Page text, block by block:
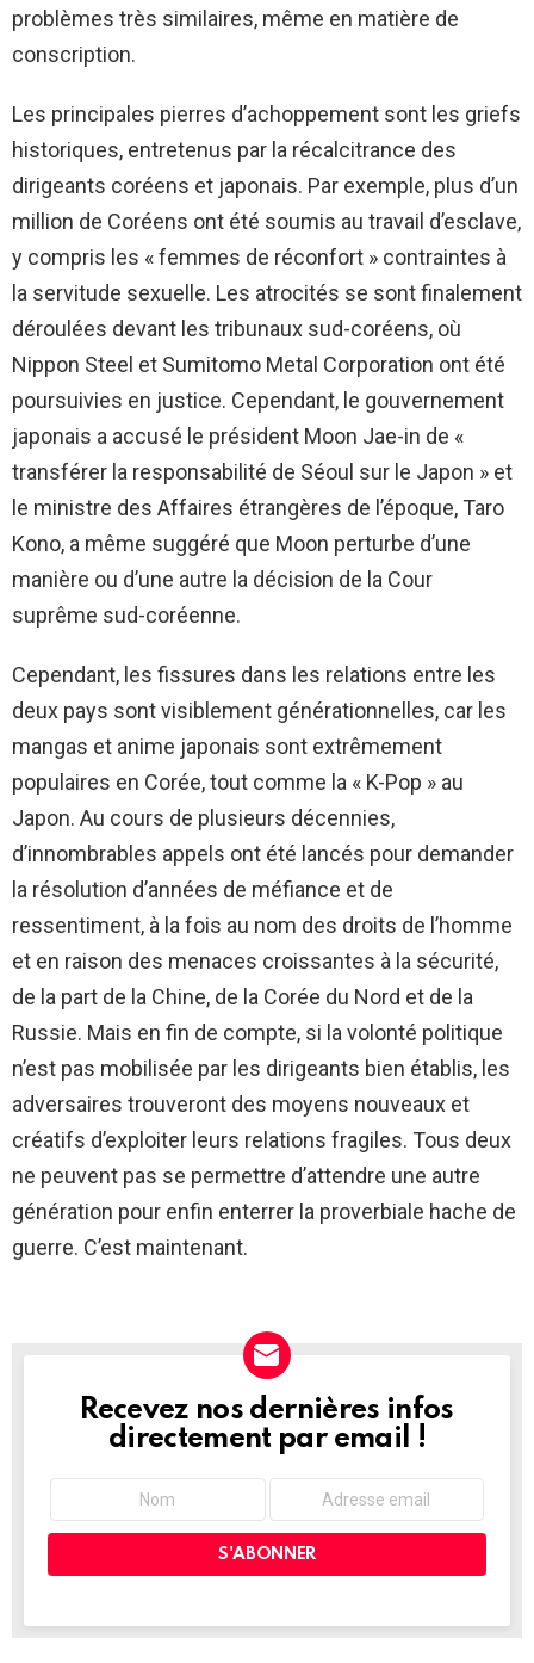
problèmes très similaires, même en matière de
conscription.
Les principales pierres d’achoppement sont les griefs
historiques, entretenus par la récalcitrance des
dirigeants coréens et japonais. Par exemple, plus d’un
million de Coréens ont été soumis au travail d’esclave,
y compris les « femmes de réconfort » contraintes à
la servitude sexuelle. Les atrocités se sont finalement
déroulées devant les tribunaux sud-coréens, où
Nippon Steel et Sumitomo Metal Corporation ont été
poursuivies en justice. Cependant, le gouvernement
japonais a accusé le président Moon Jae-in de «
transférer la responsabilité de Séoul sur le Japon » et
le ministre des Affaires étrangères de l’époque, Taro
Kono, a même suggéré que Moon perturbe d’une
manière ou d’une autre la décision de la Cour
suprême sud-coréenne.
Cependant, les fissures dans les relations entre les
deux pays sont visiblement générationnelles, car les
mangas et anime japonais sont extrêmement
populaires en Corée, tout comme la « K-Pop » au
Japon. Au cours de plusieurs décennies,
d’innombrables appels ont été lancés pour demander
la résolution d’années de méfiance et de
ressentiment, à la fois au nom des droits de l’homme
et en raison des menaces croissantes à la sécurité,
de la part de la Chine, de la Corée du Nord et de la
Russie. Mais en fin de compte, si la volonté politique
n’est pas mobilisée par les dirigeants bien établis, les
adversaires trouveront des moyens nouveaux et
créatifs d’exploiter leurs relations fragiles. Tous deux
ne peuvent pas se permettre d’attendre une autre
génération pour enfin enterrer la proverbiale hache de
guerre. C’est maintenant.
NEWSLETTER
Recevez nos dernières infos
directement par email !